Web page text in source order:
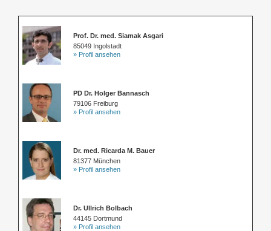
Prof. Dr. med. Siamak Asgari
85049 Ingolstadt
» Profil ansehen
PD Dr. Holger Bannasch
79106 Freiburg
» Profil ansehen
Dr. med. Ricarda M. Bauer
81377 München
» Profil ansehen
Dr. Ullrich Bolbach
44145 Dortmund
» Profil ansehen